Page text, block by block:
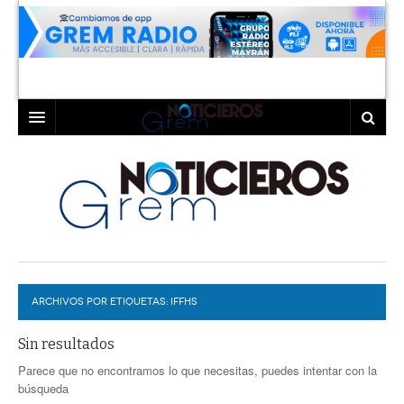
LAGUNA
TORREÓN
GÓMEZ PALACIO
LERDO
COAHUILA
DURANGO
DEPORTES
PROGRAMAS
EXA
COLABORADORES
ARCHIVOS POR ETIQUETAS: IFFHS
Sin resultados
Parece que no encontramos lo que necesitas, puedes intentar con la
búsqueda